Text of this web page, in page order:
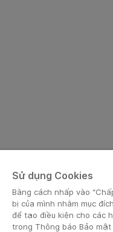
Sử dụng Cookies
Bằng cách nhấp vào
bị của mình nhằm mục
để tạo điều kiện cho các
trong Thông báo Bảo